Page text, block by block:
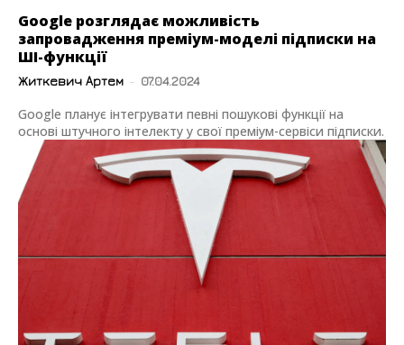
Google розглядає можливість
запровадження преміум-моделі підписки на
ШІ-функції
Житкевич Артем - 07.04.2024
Google планує інтегрувати певні пошукові функції на
основі штучного інтелекту у свої преміум-сервіси підписки.